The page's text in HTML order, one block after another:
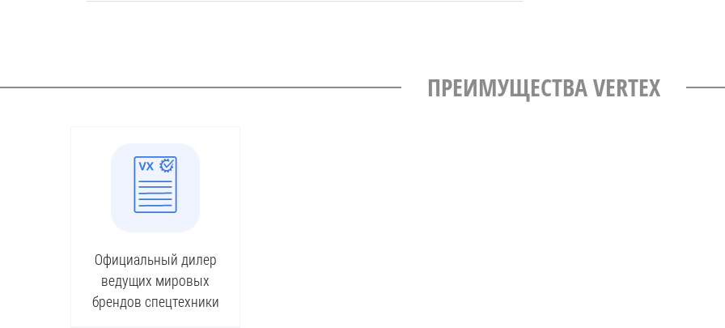
ПРЕИМУЩЕСТВА VERTEX
Официальный дилер
ведущих мировых
брендов спецтехники